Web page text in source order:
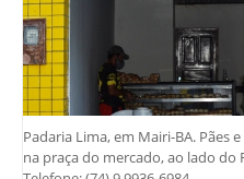
Padaria Lima, em Mairi-BA. Pães
na praça do mercado, ao lado do